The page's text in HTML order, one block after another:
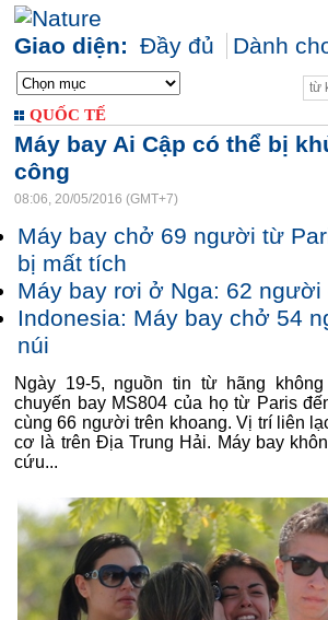
Giao diện: Đầy đủ Dành
QUỐC TẾ
Máy bay Ai Cập có thể bị
công
08:06, 20/05/2016 (GMT+7)
Máy bay chở 69 người từ
bị mất tích
Máy bay rơi ở Nga: 62 người
Indonesia: Máy bay chở 54
núi
Ngày 19-5, nguồn tin từ hãng
chuyến bay MS804 của họ từ Paris
cùng 66 người trên khoang. Vị trí liên
cơ là trên Địa Trung Hải. Máy bay
cứu...